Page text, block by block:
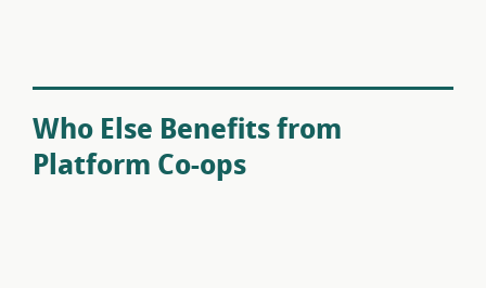
Who Else Benefits from
Platform Co-ops